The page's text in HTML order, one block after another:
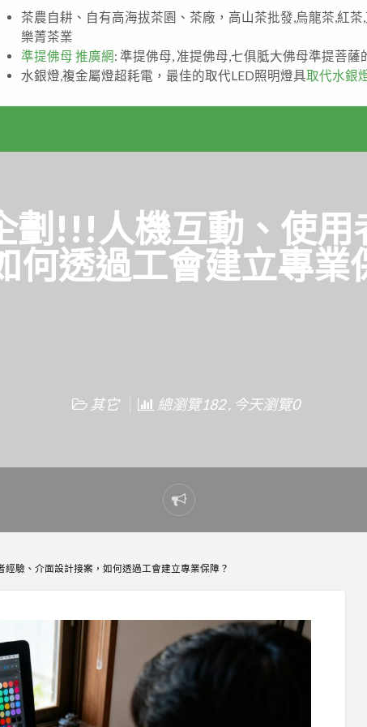
茶農自耕、自有高海拔茶園、茶廠，高山茶批發,烏龍茶,紅茶
樂菁茶業
準提佛母 推廣網: 準提佛母, 准提佛母,七俱胝大佛母準提菩薩
水銀燈,複金屬燈超耗電，最佳的取代LED照明燈具取代水銀
劃!!!人機互動、使用
何透過工會建立專業
其它 總瀏覽182 , 今天瀏覽0
Report
problem
驗、介面設計接案，如何透過工會建立專業保障？